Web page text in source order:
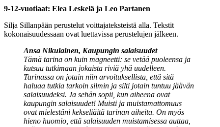
9-12-vuotiaat: Elea Leskelä ja Leo Partanen
Silja Sillanpään perustelut voittajateksteistä alla. Tekstit
kokonaisuudessaan ovat luettavissa perustelujen jälkeen.
Ansa Nikulainen, Kaupungin salaisuudet
Tämä tarina on kuin magneetti: se vetää puoleensa ja
kutsuu tutkimaan jokaista riviä yhä uudelleen.
Tarinassa on jotain niin arvoituksellista, että sitä
haluaa tutkia tarkoin silmin ja silti jotain tuntuu jäävän
salaisuudeksi. Ja sehän sopii, kun aiheena ovat
kaupungin salaisuudet! Muisti ja muistamattomuus
ovat mielestäni kekseliäitä tarinan aiheita. On myös
hieno huomio, että salaisuuden muistamisessa auttaa,